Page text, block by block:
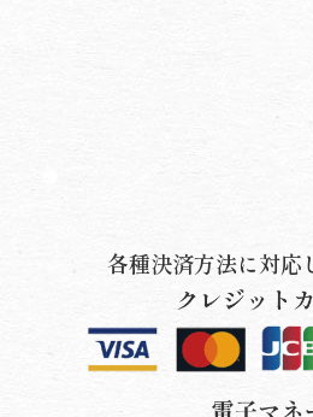
各種決済方法に対応